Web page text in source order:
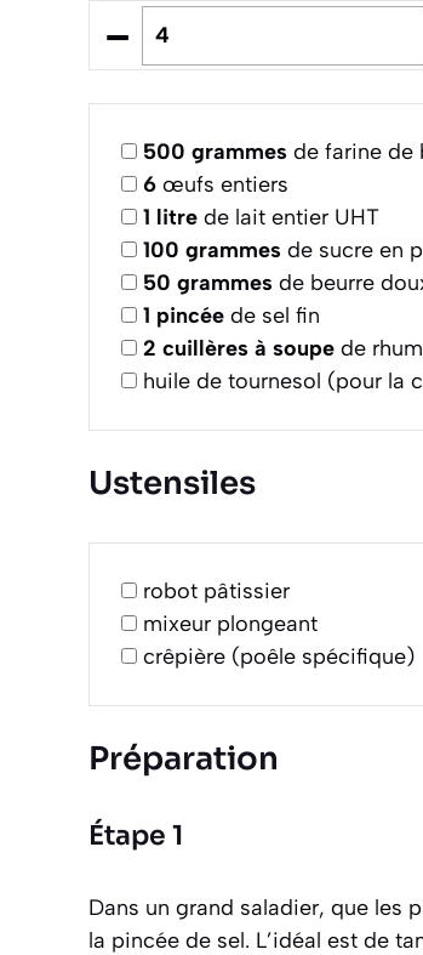
–
500 grammes de farine de
6 œufs entiers
1 litre de lait entier UHT
100 grammes de sucre en
50 grammes de beurre
1 pincée de sel fin
2 cuillères à soupe de
huile de tournesol (pour la
Ustensiles
robot pâtissier
mixeur plongeant
crêpière (poêle spécifique)
Préparation
Étape 1
Dans un grand saladier, que les
la pincée de sel. L’idéal est de